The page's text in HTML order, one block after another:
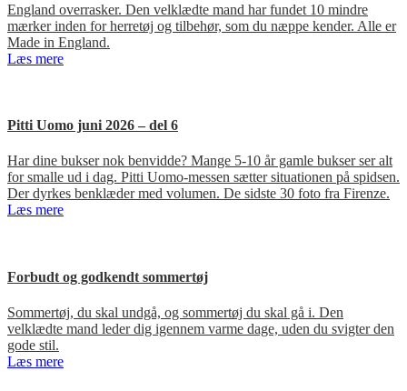
England overrasker. Den velklædte mand har fundet 10 mindre
mærker inden for herretøj og tilbehør, som du næppe kender. Alle er
Made in England.
Læs mere
Pitti Uomo juni 2026 – del 6
Har dine bukser nok benvidde? Mange 5-10 år gamle bukser ser alt
for smalle ud i dag. Pitti Uomo-messen sætter situationen på spidsen.
Der dyrkes benklæder med volumen. De sidste 30 foto fra Firenze.
Læs mere
Forbudt og godkendt sommertøj
Sommertøj, du skal undgå, og sommertøj du skal gå i. Den
velklædte mand leder dig igennem varme dage, uden du svigter den
gode stil.
Læs mere